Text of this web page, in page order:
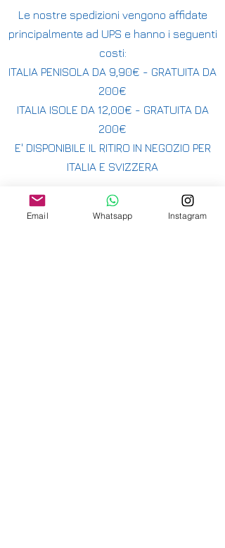
Le nostre spedizioni vengono affidate
principalmente ad UPS e hanno i seguenti
costi:
ITALIA PENISOLA DA 9,90€ - GRATUITA DA
200€
ITALIA ISOLE DA 12,00€ - GRATUITA DA
200€
E' DISPONIBILE IL RITIRO IN NEGOZIO PER
ITALIA E SVIZZERA
INTERNAZIONALE DA 15,00€
-
Email Whatsapp Instagram